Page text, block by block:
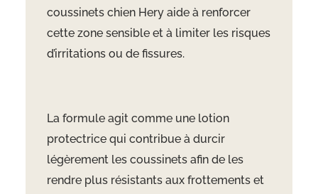
coussinets chien Hery aide à renforcer
cette zone sensible et à limiter les risques
d’irritations ou de fissures.
La formule agit comme une lotion
protectrice qui contribue à durcir
légèrement les coussinets afin de les
rendre plus résistants aux frottements et